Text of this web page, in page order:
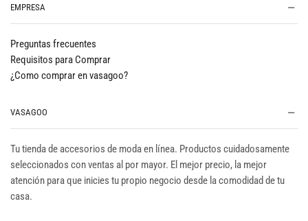
EMPRESA
Preguntas frecuentes
Requisitos para Comprar
¿Como comprar en vasagoo?
VASAGOO
Tu tienda de accesorios de moda en línea. Productos cuidadosamente
seleccionados con ventas al por mayor. El mejor precio, la mejor
atención para que inicies tu propio negocio desde la comodidad de tu
casa.